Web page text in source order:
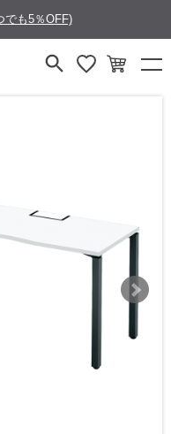
でも5％OFF)